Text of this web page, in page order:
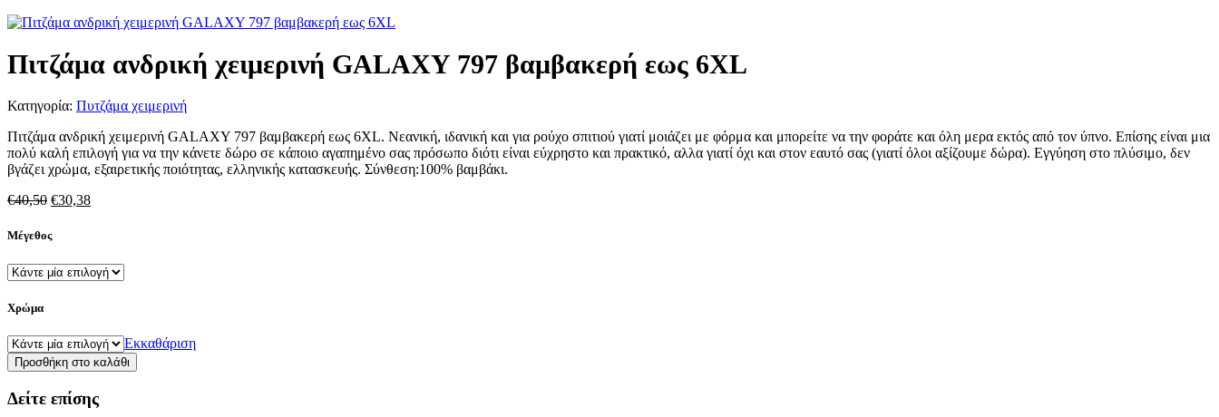
Πιτζάμα ανδρική χειμερινή GALAXY 797 βαμβακερή εως 6XL
Κατηγορία: Πυτζάμα χειμερινή
Πιτζάμα ανδρική χειμερινή GALAXY 797 βαμβακερή εως 6XL. Νεανική, ιδανική και για ρούχο σπιτιού γιατί μοιάζει με φόρμα και μπορείτε να την φοράτε και όλη μερα εκτός από τον ύπνο. Επίσης είναι μια
πολύ καλή επιλογή για να την κάνετε δώρο σε κάποιο αγαπημένο σας πρόσωπο διότι είναι εύχρηστο και πρακτικό, αλλα γιατί όχι και στον εαυτό σας (γιατί όλοι αξίζουμε δώρα). Εγγύηση στο πλύσιμο, δεν
βγάζει χρώμα, εξαιρετικής ποιότητας, ελληνικής κατασκευής. Σύνθεση:100% βαμβάκι.
€40,50 Original
was:
€30,38Η
€30,38.
Μέγεθος
Χρώμα
Εκκαθάριση
Πιτζάμα
ανδρική
χειμερινή
GALAXY
Προσθήκη στο καλάθι
Δείτε επίσης